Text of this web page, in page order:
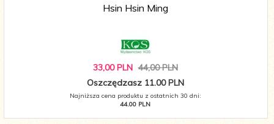
Hsin Hsin Ming
33,00 PLN 44,00 PLN
Oszczędzasz 11.00 PLN
Najniższa cena produktu z ostatnich 30 dni:
44.00 PLN